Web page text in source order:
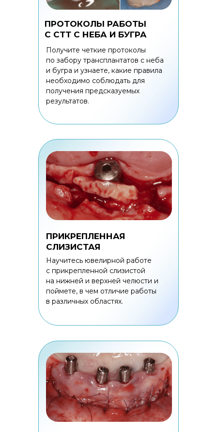
Получите четкие протоколы
по забору трансплантатов с неба
и бугра и узнаете, какие правила
необходимо соблюдать для
получения предсказуемых
результатов.
Научитесь ювелирной работе
с прикрепленной слизистой
на нижней и верхней челюсти и
поймете, в чем отличие работы
в различных областях.
ПРОТОКОЛЫ РАБОТЫ
С СТТ С НЕБА И БУГРА
ПРИКРЕПЛЕННАЯ
СЛИЗИСТАЯ